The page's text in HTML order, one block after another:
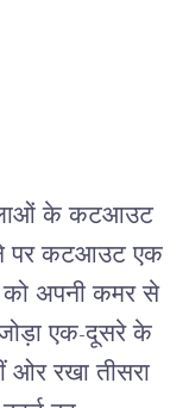
के कटआउट
पर कटआउट एक
को अपनी कमर से
एक-दूसरे के
ओर रखा तीसरा